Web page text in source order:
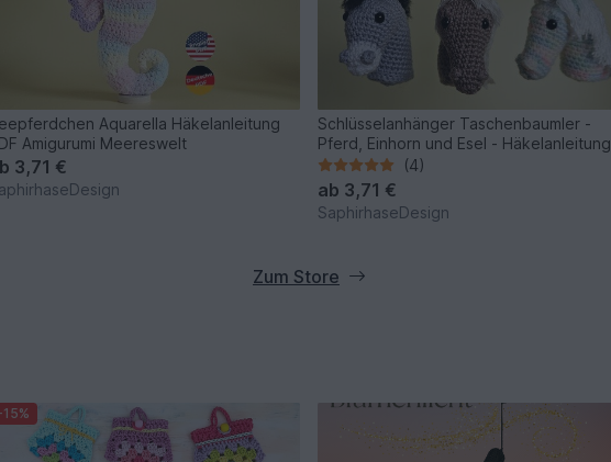
Aquarella Häkelanleitung
Amigurumi Meereswelt
3,71 €
Schlüsselanhänger Taschenbaumler -
Pferd, Einhorn und Esel - Häkelanleitung
(4)
ab 3,71 €
SaphirhaseDesign
Zum Store